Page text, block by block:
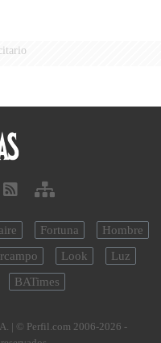
Fortuna
Hombre
Look
Luz
BATimes
| © Perfil.com 2006-2026 -